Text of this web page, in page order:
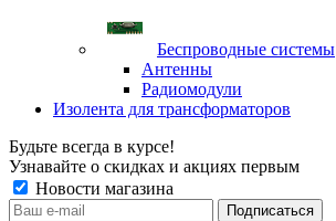
Беспроводные системы
Антенны
Радиомодули
Изолента для трансформаторов
Будьте всегда в курсе!
Узнавайте о скидках и акциях первым
Новости магазина